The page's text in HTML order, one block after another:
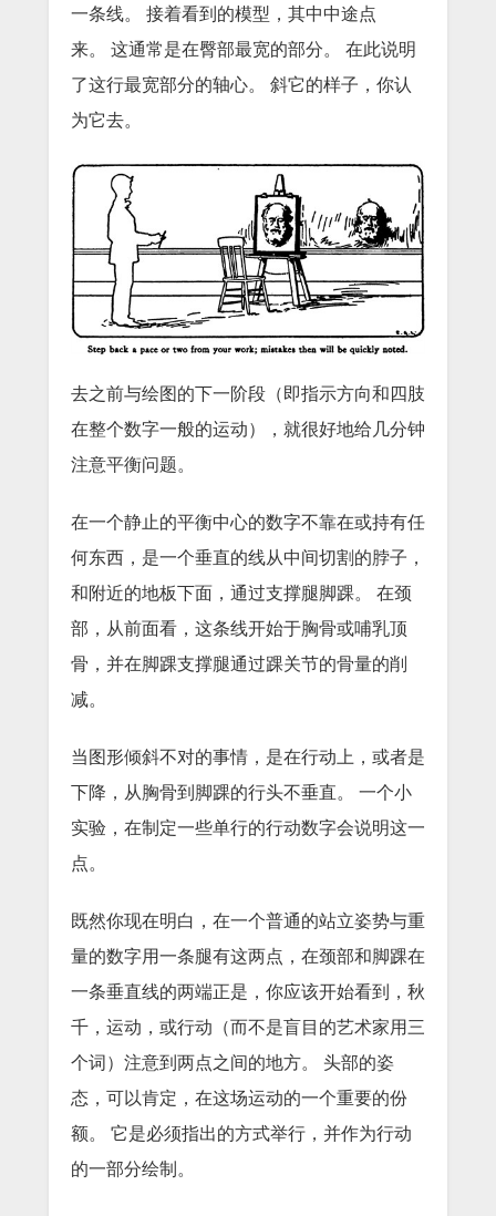
一条线。
接着看到的模型，其中中途点
来。
这通常是在臀部​​最宽的部分。
在此说明
了这行最宽部分的轴心。
斜它的样子，你认
为它去。
去之前与绘图的下一阶段（即指示方向和四肢
在整个数字一般的运动），就很好地给几分钟
注意平衡问题。
在一个静止的平衡中心的数字不靠在或持有任
何东西，是一个垂直的线从中间切割的脖子，
和附近的地板下面，通过支撑腿脚踝。
在颈
部，从前面看，这条线开始于胸骨或哺乳顶
骨，并在脚踝支撑腿通过踝关节的骨量的削
减。
当图形倾斜不对的事情，是在行动上，或者是
下降，从胸骨到脚踝的行头不垂直。
一个小
实验，在制定一些单行的行动数字会说明这一
点。
既然你现在明白，在一个普通的站立姿势与重
量的数字用一条腿有这两点，在颈部和脚踝在
一条垂直线的两端正是，你应该开始看到，秋
千，运动，或行动（而不是盲目的艺术家用三
个词）注意到两点之间的地方。
头部的姿
态，可以肯定，在这场运动的一个重要的份
额。
它是必须指出的方式举行，并作为行动
的一部分绘制。